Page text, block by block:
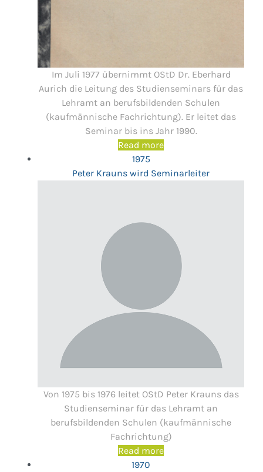
Im Juli 1977 übernimmt OStD Dr. Eberhard
Aurich die Leitung des Studienseminars für das
Lehramt an berufsbildenden Schulen
(kaufmännische Fachrichtung). Er leitet das
Seminar bis ins Jahr 1990.
Read more
1975
Peter Krauns wird Seminarleiter
Von 1975 bis 1976 leitet OStD Peter Krauns das
Studienseminar für das Lehramt an
berufsbildenden Schulen (kaufmännische
Fachrichtung)
Read more
1970